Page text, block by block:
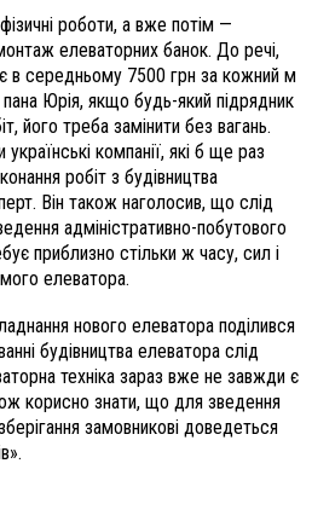
роботи, а вже потім —
елеваторних банок. До речі,
в середньому 7500 грн за кожний м
Юрія, якщо будь-який підрядник
його треба замінити без вагань.
компанії, які б ще раз
робіт з будівництва
Він також наголосив, що слід
адміністративно-побутового
приблизно стільки ж часу, сил і
елеватора.
нового елеватора поділився
будівництва елеватора слід
техніка зараз вже не завжди є
корисно знати, що для зведення
замовникові доведеться